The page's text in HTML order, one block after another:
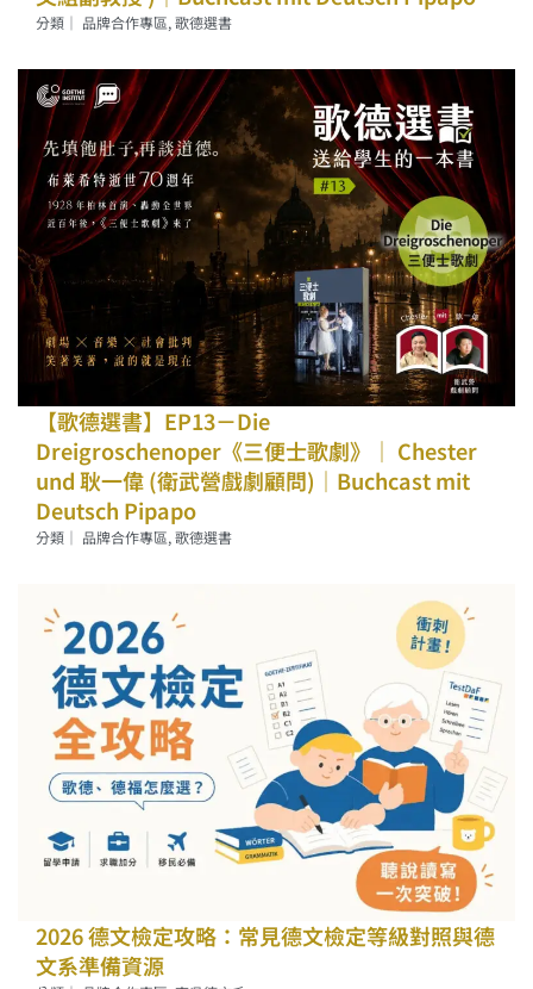
分類｜ 品牌合作專區,歌德選書
【歌德選書】EP13－Die
Dreigroschenoper《三便士歌劇》｜ Chester
und 耿一偉 (衛武營戲劇顧問)｜Buchcast mit
Deutsch Pipapo
分類｜ 品牌合作專區,歌德選書
2026 德文檢定攻略：常見德文檢定等級對照與德
文系準備資源